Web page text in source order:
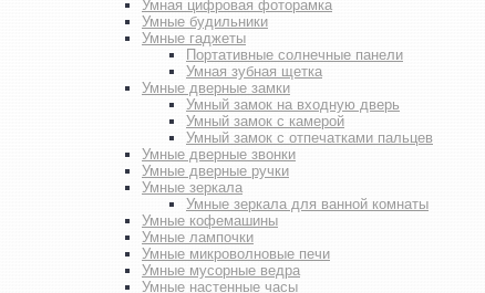
Умная цифровая фоторамка
Умные будильники
Умные гаджеты
Портативные солнечные панели
Умная зубная щетка
Умные дверные замки
Умный замок на входную дверь
Умный замок с камерой
Умный замок с отпечатками пальцев
Умные дверные звонки
Умные дверные ручки
Умные зеркала
Умные зеркала для ванной комнаты
Умные кофемашины
Умные лампочки
Умные микроволновые печи
Умные мусорные ведра
Умные настенные часы